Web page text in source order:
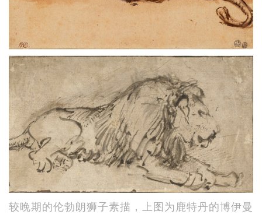
较晚期的伦勃朗狮子素描，上图为鹿特丹的博伊曼